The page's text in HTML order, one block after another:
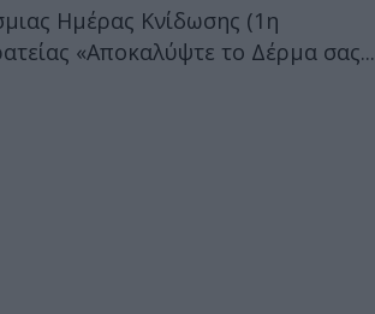
Ημέρας Κνίδωσης (1η
«Αποκαλύψτε το Δέρμα σας...